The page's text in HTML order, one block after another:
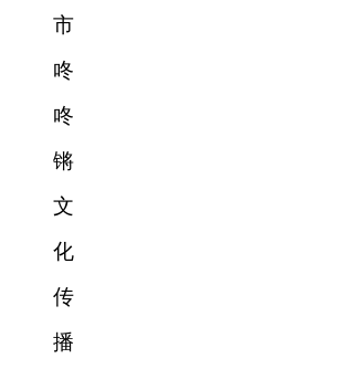
市
咚
咚
锵
文
化
传
播